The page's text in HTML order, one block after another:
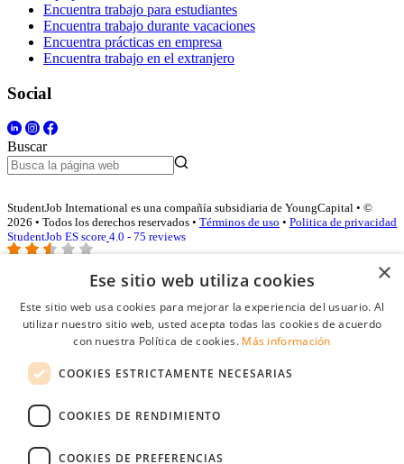
Encuentra trabajo para estudiantes
Encuentra trabajo durante vacaciones
Encuentra prácticas en empresa
Encuentra trabajo en el extranjero
Social
Buscar
StudentJob International es una compañía subsidiaria de YoungCapital • ©
2026 • Todos los derechos reservados • Términos de uso • Politica de privacidad
StudentJob ES score 4.0 - 75 reviews
Acceso empresas
Contraseña
Recordarme
Conectarse
×
Ese sitio web utiliza cookies
Este sitio web usa cookies para mejorar la experiencia del usuario. Al
utilizar nuestro sitio web, usted acepta todas las cookies de acuerdo
con nuestra Política de cookies. Más información
COOKIES ESTRICTAMENTE NECESARIAS
COOKIES DE RENDIMIENTO
COOKIES DE PREFERENCIAS